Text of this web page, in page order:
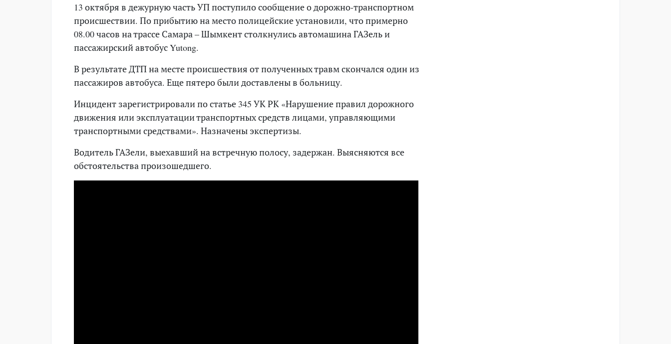
13 октября в дежурную часть УП поступило сообщение о дорожно-транспортном
происшествии. По прибытию на место полицейские установили, что примерно
08.00 часов на трассе Самара – Шымкент столкнулись автомашина ГАЗель и
пассажирский автобус Yutong.
В результате ДТП на месте происшествия от полученных травм скончался один из
пассажиров автобуса. Еще пятеро были доставлены в больницу.
Инцидент зарегистрировали по статье 345 УК РК «Нарушение правил дорожного
движения или эксплуатации транспортных средств лицами, управляющими
транспортными средствами». Назначены экспертизы.
Водитель ГАЗели, выехавший на встречную полосу, задержан. Выясняются все
обстоятельства произошедшего.